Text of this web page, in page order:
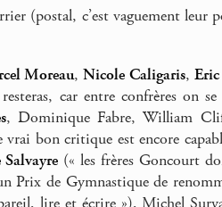
(postal, c’est vaguement leur
Moreau,Nicole Caligaris,
car entre confrères on
, Dominique Fabre, William
bon critique est encore
Salvayre (« les frères Goncourt
Prix de Gymnastique de